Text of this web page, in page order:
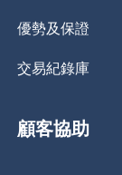
優勢及保證
交易紀錄庫
顧客協助